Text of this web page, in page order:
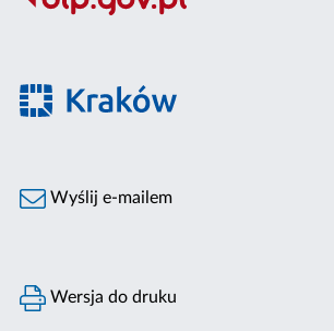
Wyślij e-mailem
Wersja do druku